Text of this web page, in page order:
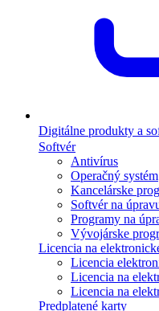
Digitálne produkty a
Softvér
Antivírus
Operačný systém
Kancelárske
Softvér na
Programy na
Vývojárske
Licencia na
Licencia
Licencia na
Licencia na
Predplatené karty